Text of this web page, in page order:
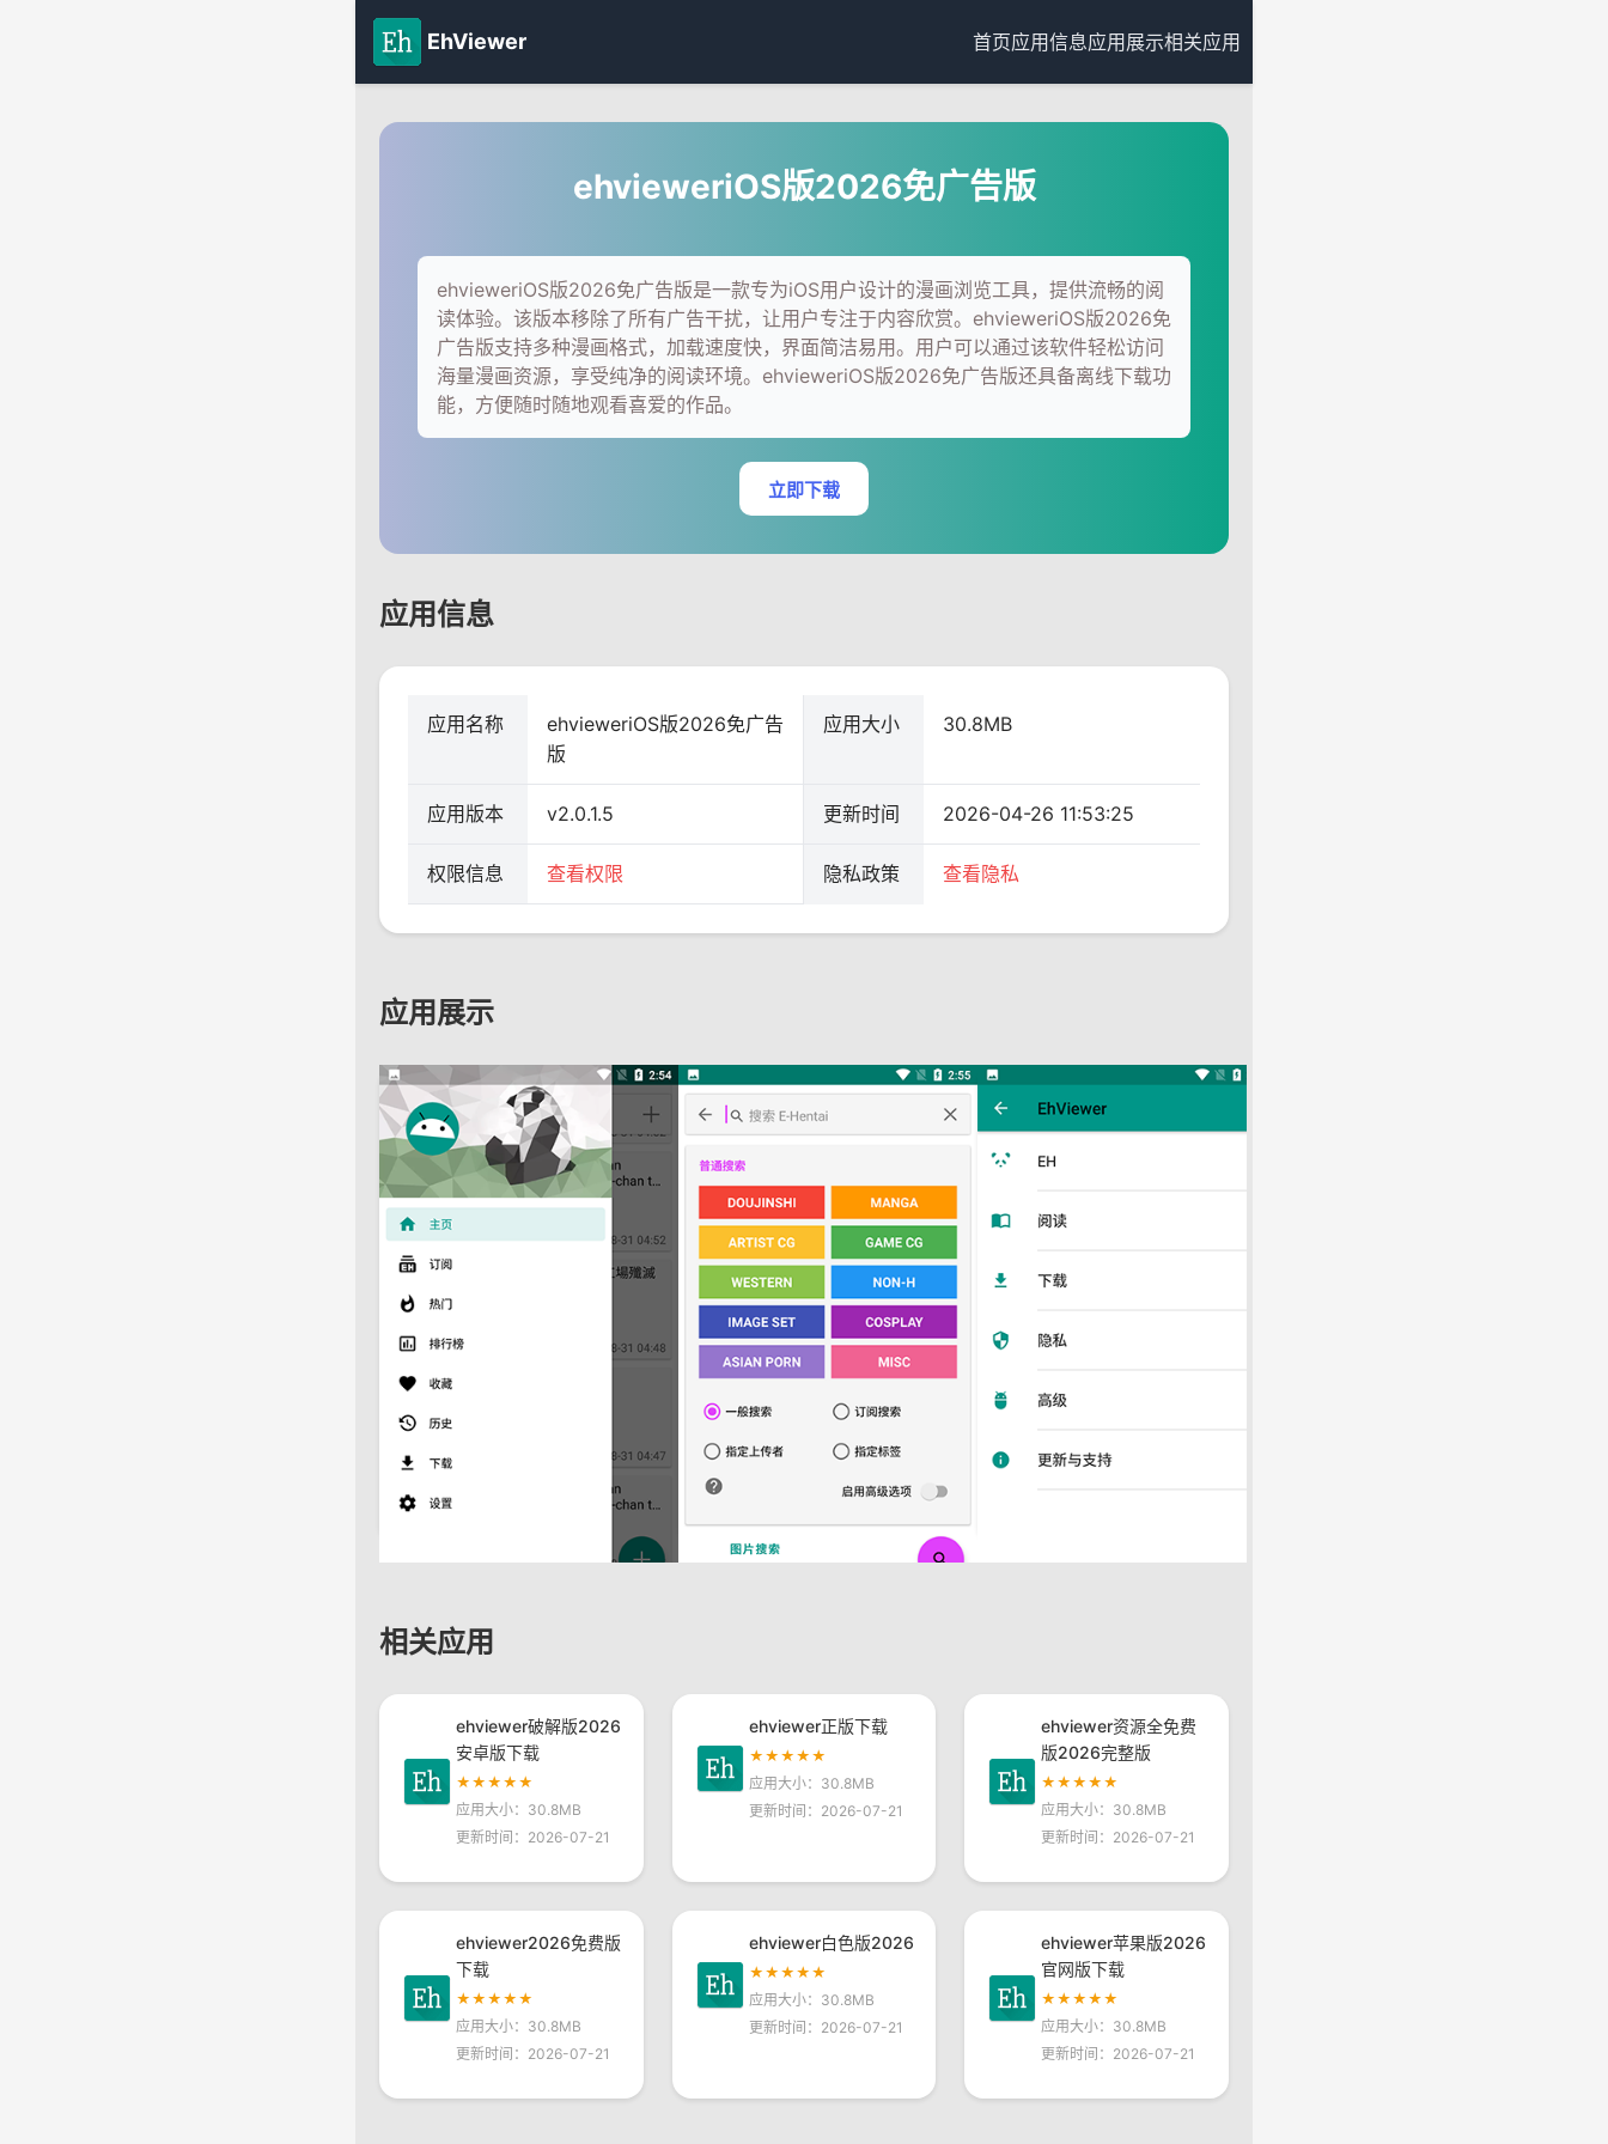
EhViewer 首页应用信息应用展示相关应用
ehvieweriOS版2026免广告版
ehvieweriOS版2026免广告版是一款专为iOS用户设计的漫画浏览工具，提供流畅的阅
读体验。该版本移除了所有广告干扰，让用户专注于内容欣赏。ehvieweriOS版2026免
广告版支持多种漫画格式，加载速度快，界面简洁易用。用户可以通过该软件轻松访问
海量漫画资源，享受纯净的阅读环境。ehvieweriOS版2026免广告版还具备离线下载功
能，方便随时随地观看喜爱的作品。
立即下载
应用信息
应用名称
ehvieweriOS版2026免广告
版
应用大小 30.8MB
应用版本 v2.0.1.5 更新时间 2026-04-26 11:53:25
权限信息 查看权限 隐私政策 查看隐私
应用展示
相关应用
ehviewer破解版2026
安卓版下载
★★★★★
应用大小：30.8MB
更新时间：2026-07-21
ehviewer正版下载
★★★★★
应用大小：30.8MB
更新时间：2026-07-21
ehviewer资源全免费
版2026完整版
★★★★★
应用大小：30.8MB
更新时间：2026-07-21
ehviewer2026免费版
下载
★★★★★
应用大小：30.8MB
更新时间：2026-07-21
ehviewer白色版2026
★★★★★
应用大小：30.8MB
更新时间：2026-07-21
ehviewer苹果版2026
官网版下载
★★★★★
应用大小：30.8MB
更新时间：2026-07-21